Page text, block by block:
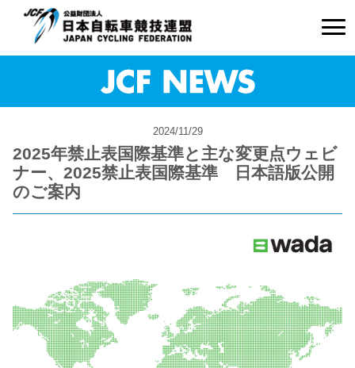
2024/11/29
2025年禁止表国際基準と主な変更点ウェビ
ナー、2025禁止表国際基準 日本語版公開
のご案内